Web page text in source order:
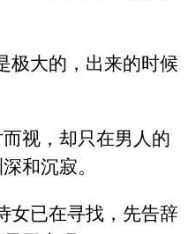
极大的，出来的时候
视，却只在男人的
和沉寂。
女已在寻找，先告辞